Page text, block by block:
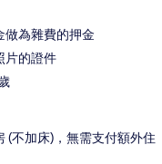
做為雜費的押金
片的證件
(不加床)，無需支付額外住